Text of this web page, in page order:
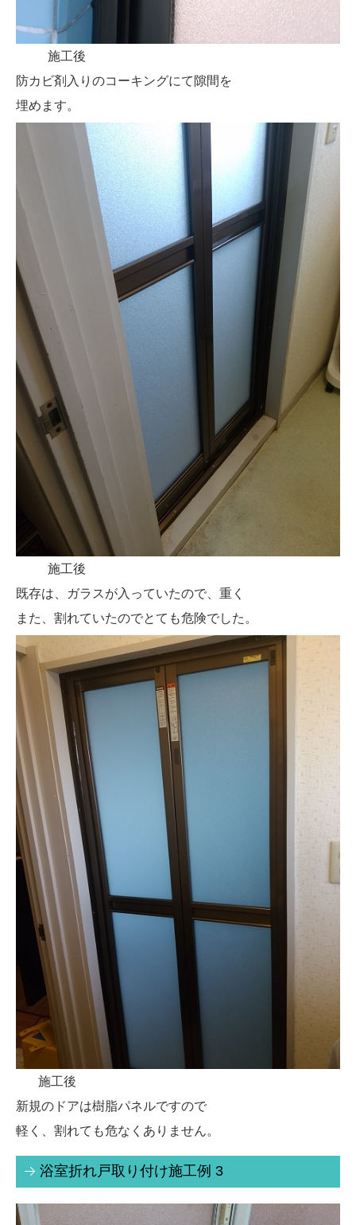
施工後
防カビ剤入りのコーキングにて隙間を
埋めます。
施工後
既存は、ガラスが入っていたので、重く
また、割れていたのでとても危険でした。
施工後
新規のドアは樹脂パネルですので
軽く、割れても危なくありません。
浴室折れ戸取り付け施工例 3